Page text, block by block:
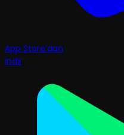
App Store'dan
İndir